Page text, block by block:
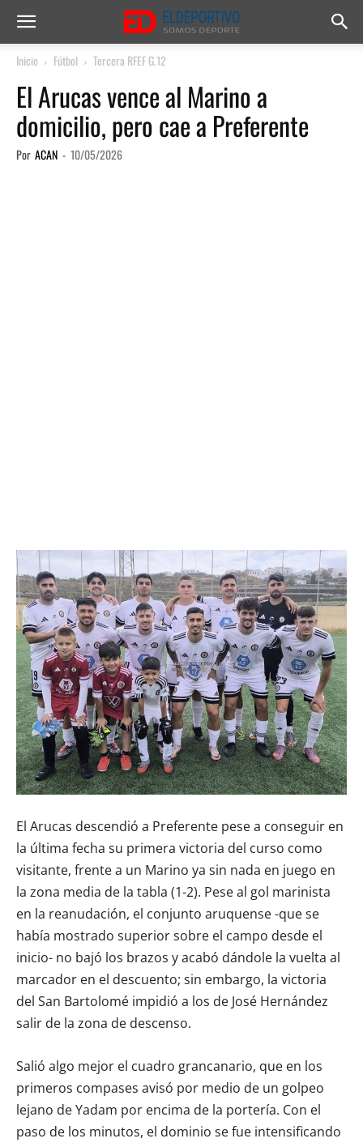
Inicio Fútbol Tercera RFEF G.12
El Arucas vence al Marino a
domicilio, pero cae a Preferente
Por ACAN - 10/05/2026
El Arucas descendió a Preferente pese a conseguir en
la última fecha su primera victoria del curso como
visitante, frente a un Marino ya sin nada en juego en
la zona media de la tabla (1-2). Pese al gol marinista
en la reanudación, el conjunto aruquense -que se
había mostrado superior sobre el campo desde el
inicio- no bajó los brazos y acabó dándole la vuelta al
marcador en el descuento; sin embargo, la victoria
del San Bartolomé impidió a los de José Hernández
salir de la zona de descenso.
Salió algo mejor el cuadro grancanario, que en los
primeros compases avisó por medio de un golpeo
lejano de Yadam por encima de la portería. Con el
paso de los minutos, el dominio se fue intensificando